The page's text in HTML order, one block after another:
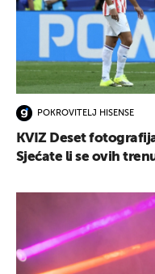
POKROVITELJ HISENSE
KVIZ Deset
Sjećate li se ovih